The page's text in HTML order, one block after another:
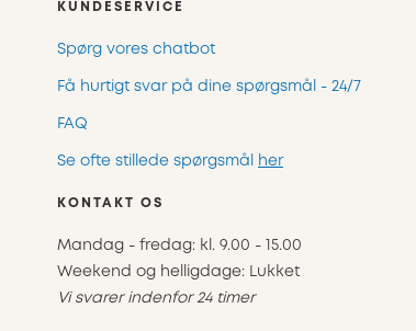
KUNDESERVICE
Spørg vores chatbot
Få hurtigt svar på dine spørgsmål - 24/7
FAQ
Se ofte stillede spørgsmål her
KONTAKT OS
Mandag - fredag: kl. 9.00 - 15.00
Weekend og helligdage: Lukket
Vi svarer indenfor 24 timer